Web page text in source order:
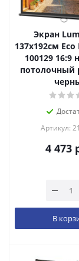
Экран
137x192см Eco
100129 16:9
потолочный
Артикул:
4 473
В